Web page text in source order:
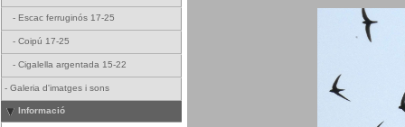
- Escac ferruginós 17-25
- Coipú 17-25
- Cigalella argentada 15-22
- Galeria d'imatges i sons
Informació